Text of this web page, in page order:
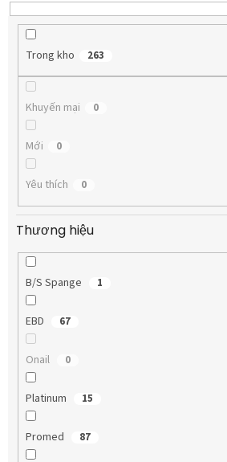
n
p
m
Trong kho 263
Khuyến mại 0
Mới 0
Yêu thích 0
Thương hiệu
B/S Spange 1
EBD 67
Onail 0
Platinum 15
Promed 87